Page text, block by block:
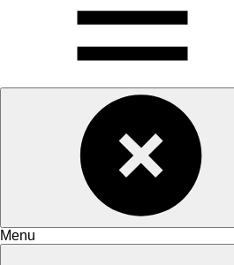
Menu